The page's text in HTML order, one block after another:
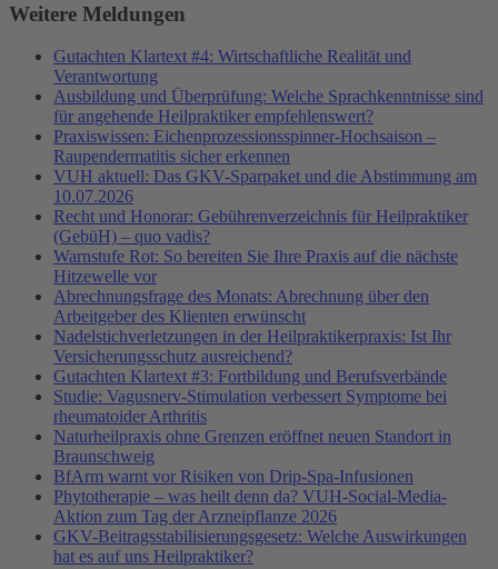
Weitere Meldungen
Gutachten Klartext #4: Wirtschaftliche Realität und
Verantwortung
Ausbildung und Überprüfung: Welche Sprachkenntnisse sind
für angehende Heilpraktiker empfehlenswert?
Praxiswissen: Eichenprozessionsspinner-Hochsaison –
Raupendermatitis sicher erkennen
VUH aktuell: Das GKV-Sparpaket und die Abstimmung am
10.07.2026
Recht und Honorar: Gebührenverzeichnis für Heilpraktiker
(GebüH) – quo vadis?
Warnstufe Rot: So bereiten Sie Ihre Praxis auf die nächste
Hitzewelle vor
Abrechnungsfrage des Monats: Abrechnung über den
Arbeitgeber des Klienten erwünscht
Nadelstichverletzungen in der Heilpraktikerpraxis: Ist Ihr
Versicherungsschutz ausreichend?
Gutachten Klartext #3: Fortbildung und Berufsverbände
Studie: Vagusnerv-Stimulation verbessert Symptome bei
rheumatoider Arthritis
Naturheilpraxis ohne Grenzen eröffnet neuen Standort in
Braunschweig
BfArm warnt vor Risiken von Drip-Spa-Infusionen
Phytotherapie – was heilt denn da? VUH-Social-Media-
Aktion zum Tag der Arzneipflanze 2026
GKV-Beitragsstabilisierungsgesetz: Welche Auswirkungen
hat es auf uns Heilpraktiker?